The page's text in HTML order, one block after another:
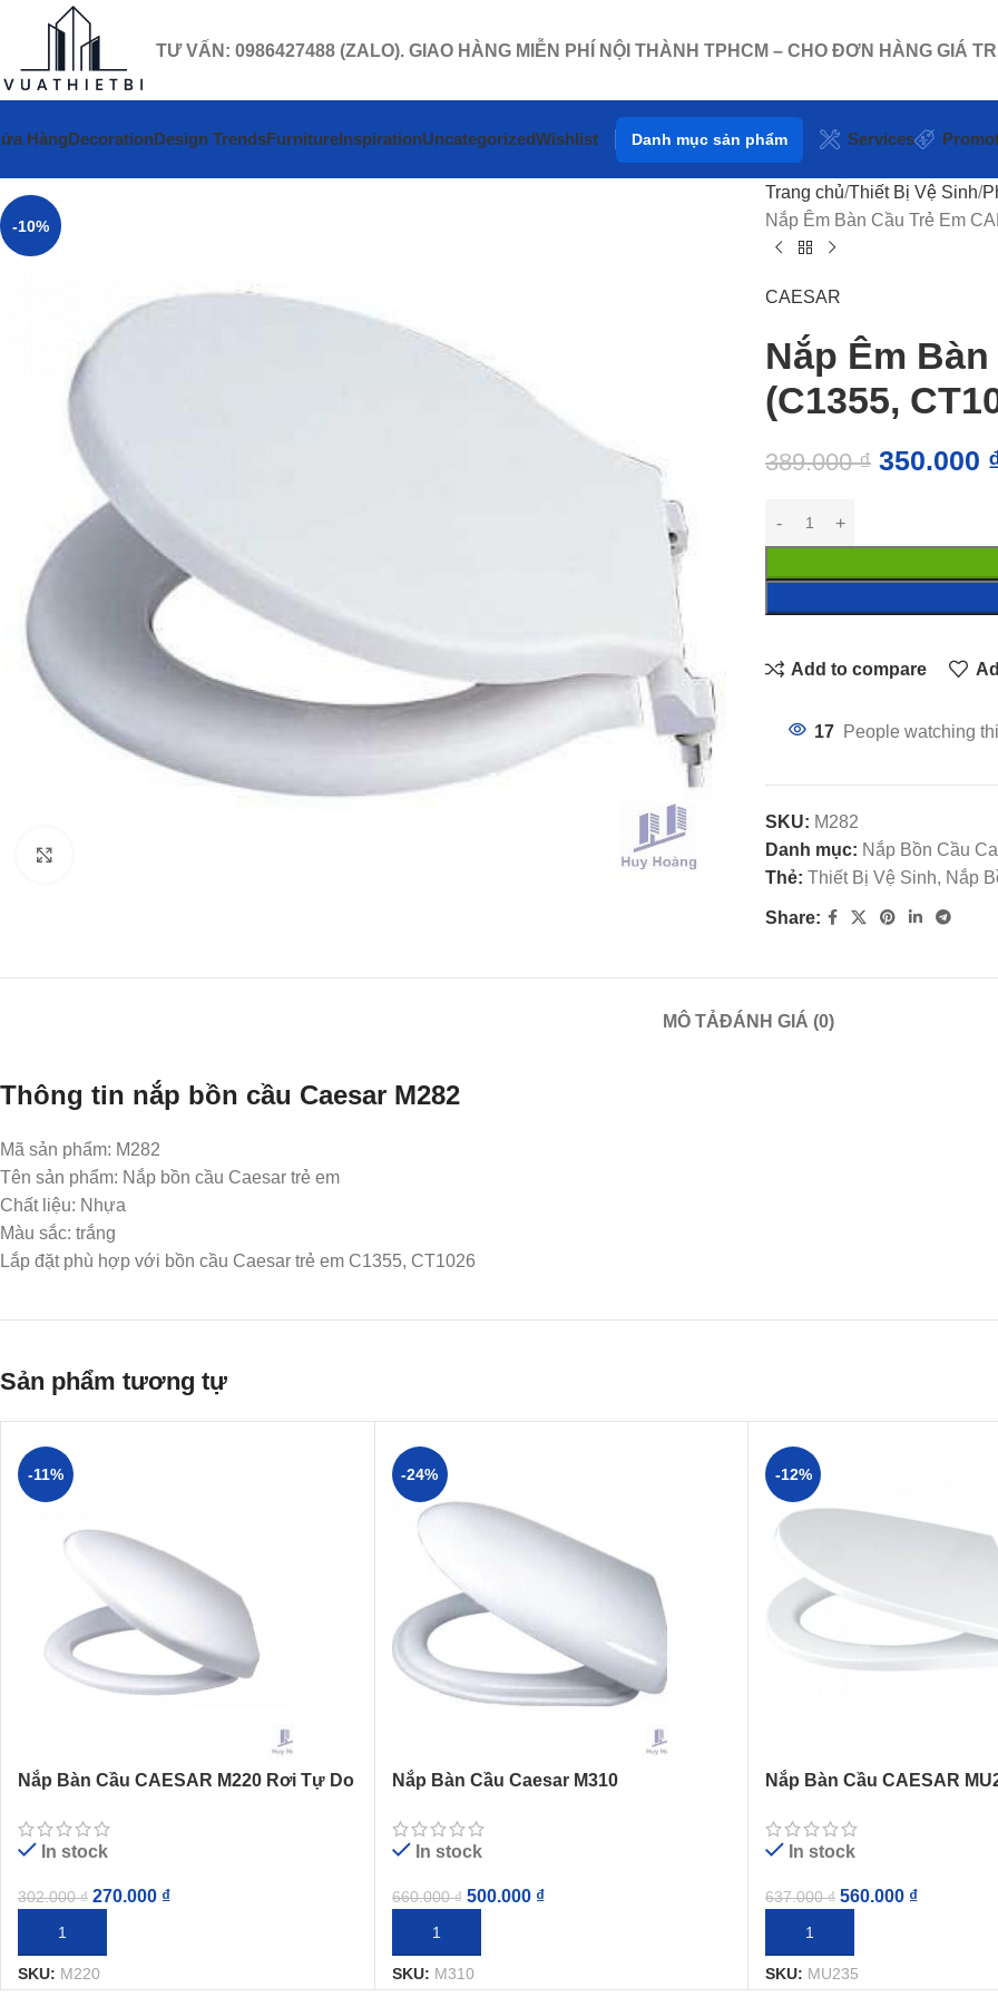
TƯ VẤN: 0986427488 (ZALO). GIAO HÀNG MIỄN PHÍ NỘI THÀNH TPHCM – CHO ĐƠN HÀNG GIÁ
HàngDecorationDesign TrendsFurnitureInspirationUncategorizedWishlist Danh mục sản phẩm Services
-10%
Trang chủ Thiết Bị Vệ Sinh
Nắp Êm Bàn Cầu Trẻ Em
CAESAR
Nắp Êm
(C1355,
389.000₫ 350.000
Add to compare
17 People watching
SKU: M282
Danh mục: Nắp Bồn Cầu
Thẻ: Thiết Bị Vệ Sinh, Nắp
Share:
MÔ TẢĐÁNH GIÁ (0)
Thông tin nắp bồn cầu Caesar M282
Mã sản phẩm: M282
Tên sản phẩm: Nắp bồn cầu Caesar trẻ em
Chất liệu: Nhựa
Màu sắc: trắng
Lắp đặt phù hợp với bồn cầu Caesar trẻ em C1355, CT1026
Sản phẩm tương tự
-11%
Nắp Bàn Cầu CAESAR M220 Rơi Tự Do
CP1333 CPT1332
In stock
302.000₫ 270.000 ₫
THÊM VÀO GIỎ HÀNG
SKU: M220
-24%
Nắp Bàn Cầu Caesar M310
In stock
660.000₫ 500.000 ₫
THÊM VÀO GIỎ HÀNG
SKU: M310
-12%
Nắp Bàn Cầu CAESAR
In stock
637.000₫ 560.000 ₫
THÊM VÀO GIỎ HÀNG
SKU: MU235